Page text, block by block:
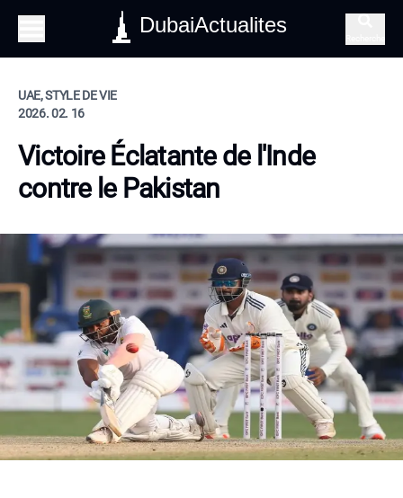
DubaiActualites
UAE, STYLE DE VIE
2026. 02. 16
Victoire Éclatante de l'Inde
contre le Pakistan